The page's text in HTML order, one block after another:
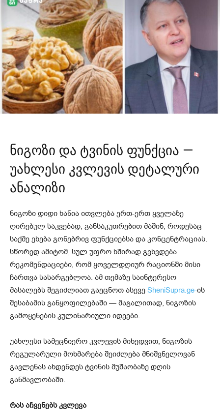
ნიგოზი და ტვინის ფუნქცია —
უახლესი კვლევის დეტალური
ანალიზი
ნიგოზი დიდი ხანია ითვლება ერთ-ერთ ყველაზე
ღირებულ საკვებად, განსაკუთრებით მაშინ, როდესაც
საქმე ეხება გონებრივ ფუნქციებსა და კონცენტრაციას.
სწორედ ამიტომ, სულ უფრო ხშირად გვხვდება
რეკომენდაციები, რომ ყოველდღიურ რაციონში მისი
ჩართვა სასარგებლოა. ამ თემაზე საინტერესო
მასალებს შეგიძლიათ გაეცნოთ ასევე SheniSupra.ge-ის
შესაბამის განყოფილებაში — მაგალითად, ნიგოზის
გამოყენების კულინარიული იდეები.
უახლესი სამეცნიერო კვლევის მიხედვით, ნიგოზის
რეგულარული მოხმარება შეიძლება მნიშვნელოვან
გავლენას ახდენდეს ტვინის მუშაობაზე დღის
განმავლობაში.
რას აჩვენებს კვლევა